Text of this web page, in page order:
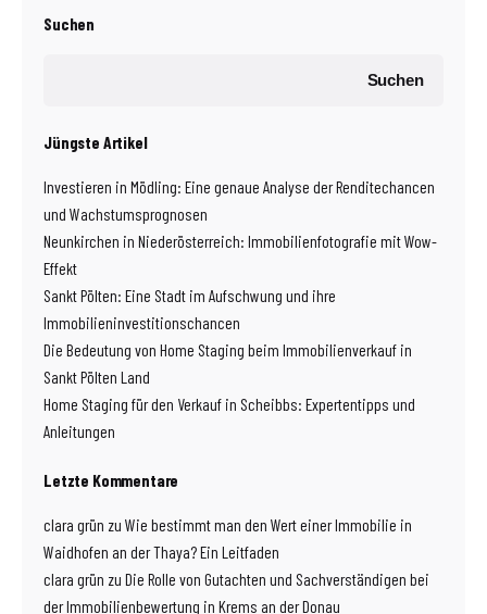
Suchen
Suchen
Jüngste Artikel
Investieren in Mödling: Eine genaue Analyse der Renditechancen
und Wachstumsprognosen
Neunkirchen in Niederösterreich: Immobilienfotografie mit Wow-
Effekt
Sankt Pölten: Eine Stadt im Aufschwung und ihre
Immobilieninvestitionschancen
Die Bedeutung von Home Staging beim Immobilienverkauf in
Sankt Pölten Land
Home Staging für den Verkauf in Scheibbs: Expertentipps und
Anleitungen
Letzte Kommentare
clara grün zu Wie bestimmt man den Wert einer Immobilie in
Waidhofen an der Thaya? Ein Leitfaden
clara grün zu Die Rolle von Gutachten und Sachverständigen bei
der Immobilienbewertung in Krems an der Donau